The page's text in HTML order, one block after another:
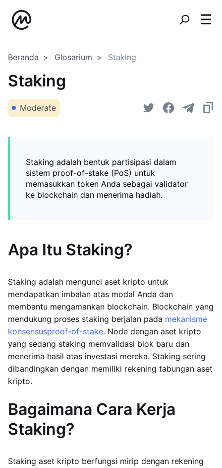
Beranda Glosarium Staking
Staking
Moderate
Staking adalah bentuk partisipasi dalam
sistem proof-of-stake (PoS) untuk
memasukkan token Anda sebagai validator
ke blockchain dan menerima hadiah.
Apa Itu Staking?
Staking adalah mengunci aset kripto untuk
mendapatkan imbalan atas modal Anda dan
membantu mengamankan blockchain. Blockchain yang
mendukung proses staking berjalan pada mekanisme
konsensusproof-of-stake. Node dengan aset kripto
yang sedang staking memvalidasi blok baru dan
menerima hasil atas investasi mereka. Staking sering
dibandingkan dengan memiliki rekening tabungan aset
kripto.
Bagaimana Cara Kerja
Staking?
Staking aset kripto berfungsi mirip dengan rekening